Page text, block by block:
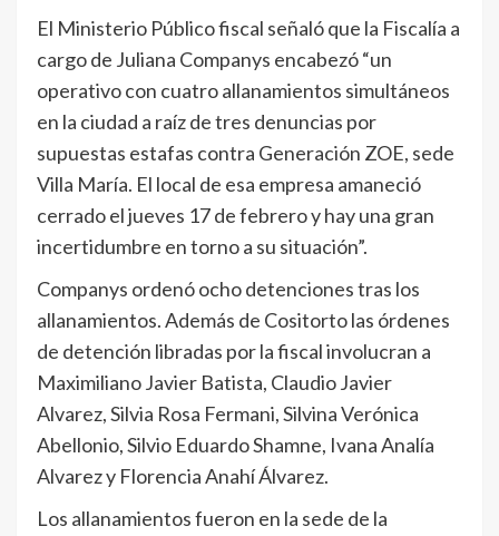
El Ministerio Público fiscal señaló que la Fiscalía a
cargo de Juliana Companys encabezó “un
operativo con cuatro allanamientos simultáneos
en la ciudad a raíz de tres denuncias por
supuestas estafas contra Generación ZOE, sede
Villa María. El local de esa empresa amaneció
cerrado el jueves 17 de febrero y hay una gran
incertidumbre en torno a su situación”.
Companys ordenó ocho detenciones tras los
allanamientos. Además de Cositorto las órdenes
de detención libradas por la fiscal involucran a
Maximiliano Javier Batista, Claudio Javier
Alvarez, Silvia Rosa Fermani, Silvina Verónica
Abellonio, Silvio Eduardo Shamne, Ivana Analía
Alvarez y Florencia Anahí Álvarez.
Los allanamientos fueron en la sede de la